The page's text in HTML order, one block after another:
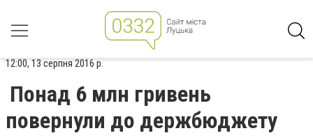
12:00, 13 серпня 2016 р.
Понад 6 млн гривень
повернули до держбюджету